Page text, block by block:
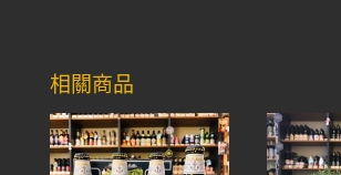
相關商品